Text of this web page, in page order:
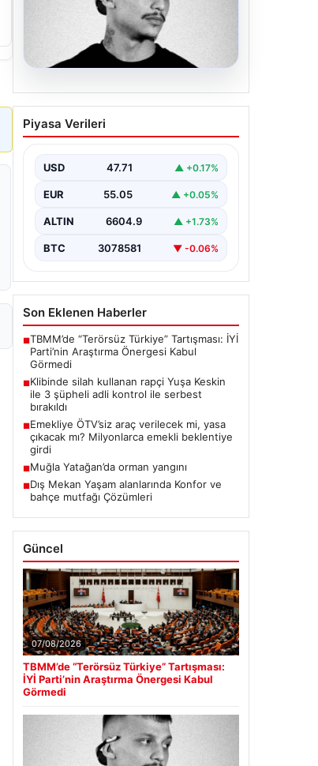
06.08.2026
Klibinde silah kullanan
rapçi Yuşa Keskin ile 3
serbest bırakıldı
Piyasa Verileri
USD 47.71 ▲ +0.17%
EUR 55.05 ▲ +0.05%
ALTIN 6604.9 ▲ +1.73%
BTC 3078581 ▼ -0.06%
Son Eklenen Haberler
■TBMM’de “Terörsüz Türkiye” Tartışması: İYİ
Parti’nin Araştırma Önergesi Kabul
Görmedi
■Klibinde silah kullanan rapçi Yuşa Keskin
ile 3 şüpheli adli kontrol ile serbest
bırakıldı
■Emekliye ÖTV’siz araç verilecek mi, yasa
çıkacak mı? Milyonlarca emekli beklentiye
girdi
■Muğla Yatağan’da orman yangını
■Dış Mekan Yaşam alanlarında Konfor ve
bahçe mutfağı Çözümleri
Güncel
07/08/2026
TBMM’de “Terörsüz Türkiye” Tartışması:
İYİ Parti’nin Araştırma Önergesi Kabul
Görmedi